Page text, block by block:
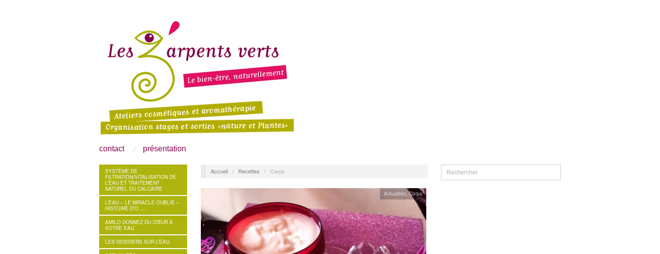
contact présentation
SYSTÈME DE
FILTRATION/VITALISATION DE
L’EAU ET TRAITEMENT
NATUREL DU CALCAIRE
L’EAU « LE MIRACLE OUBLIÉ »
HISTOIRE D’O ….
AMILO DONNEZ DU CŒUR À
VOTRE EAU
LES DOSSIERS SUR L’EAU
Accueil / Recettes / Corps
Actualités ,Corps